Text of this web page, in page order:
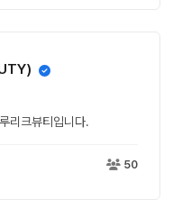
리크뷰티입니다.
50